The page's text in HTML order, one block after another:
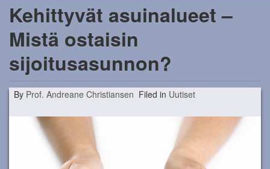
Oma talous
Lainaa talon ostamiseen
Säästämisen tärkeys
Keinoja nopean rahan ansaitsemiseen
Kehittyvät asuinalueet –
Mistä ostaisin
sijoitusasunnon?
By Prof. Andreane Christiansen Filed in Uutiset